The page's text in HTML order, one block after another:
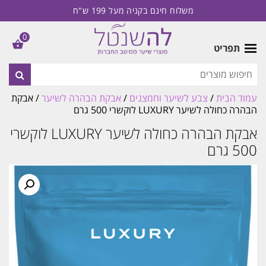
משלוח חינם בקניה מעל 199 ש"ח
תפריט
עמוד הבית/ צבע לשיער וחמצנים / אבקת הבהרה לשיער/ אבקת
הבהרה כחולה לשיער LUXURY לוקשרי 500 גרם
אבקת הבהרה כחולה לשיער LUXURY לוקשרי
500 גרם
0